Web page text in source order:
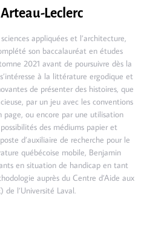
Leclerc
appliquées et l’architecture,
son baccalauréat en études
2021 avant de poursuivre dès la
à la littérature ergodique et
de présenter des histoires, que
par un jeu avec les conventions
ou encore par une utilisation
des médiums papier et
d’auxiliaire de recherche pour le
québécoise mobile, Benjamin
en situation de handicap en tant
auprès du Centre d’Aide aux
de l’Université Laval.